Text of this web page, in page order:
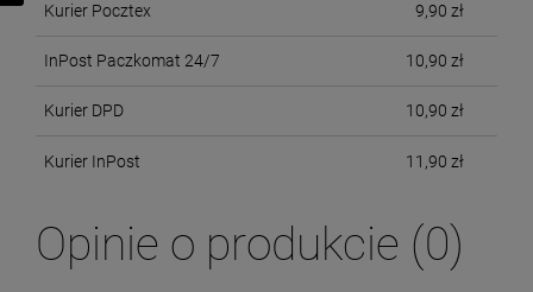
Kurier Pocztex 9,90 zł
InPost Paczkomat 24/7 10,90 zł
Kurier DPD 10,90 zł
Kurier InPost 11,90 zł
Opinie o produkcie (0)